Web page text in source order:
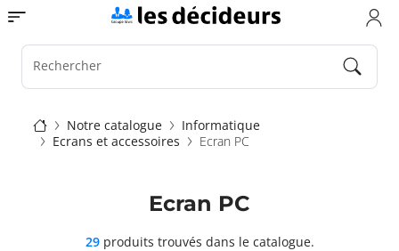
Aller
au
contenu
principal
Toggle navigation
Rechercher
Fil
d'Ariane
Notre catalogue
Informatique
Ecrans et accessoires
Ecran PC
Ecran PC
29produits trouvés dans le catalogue.